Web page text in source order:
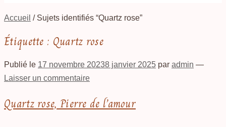
Accueil / Sujets identifiés “Quartz rose”
Étiquette : Quartz rose
Publié le 17 novembre 20238 janvier 2025 par admin —
Laisser un commentaire
Quartz rose, Pierre de l’amour